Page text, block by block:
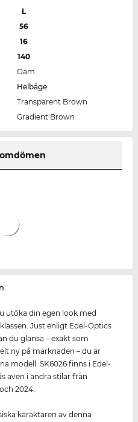
L
56
16
140
Dam
Helbåge
Transparent Brown
Gradient Brown
utöka din egen look med
Just enligt Edel-Optics
du glänsa – exakt som
ny på marknaden – du är
modell. SK6026 finns i Edel-
även i andra stilar från
2024.
karaktären av denna